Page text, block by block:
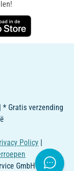
* Gratis verzending
Policy |
GmbH